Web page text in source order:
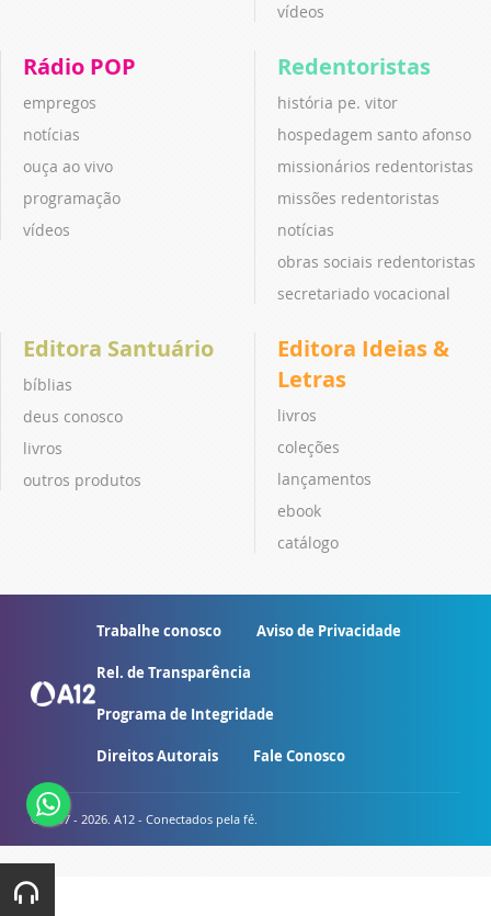
vídeos
Rádio POP
empregos
notícias
ouça ao vivo
programação
vídeos
Redentoristas
história pe. vitor
hospedagem santo afonso
missionários redentoristas
missões redentoristas
notícias
obras sociais redentoristas
secretariado vocacional
Editora Santuário
bíblias
deus conosco
livros
outros produtos
Editora Ideias &
Letras
livros
coleções
lançamentos
ebook
catálogo
Trabalhe conosco Aviso de Privacidade
Rel. de Transparência
Programa de Integridade
Direitos Autorais Fale Conosco
© 2007 - 2026. A12 - Conectados pela fé.